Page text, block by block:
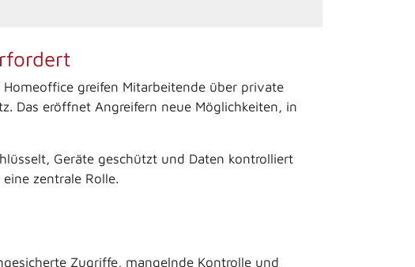
greifen Mitarbeitende über private
Das eröffnet Angreifern neue Möglichkeiten, in
Geräte geschützt und Daten kontrolliert
zentrale Rolle.
Zugriffe, mangelnde Kontrolle und